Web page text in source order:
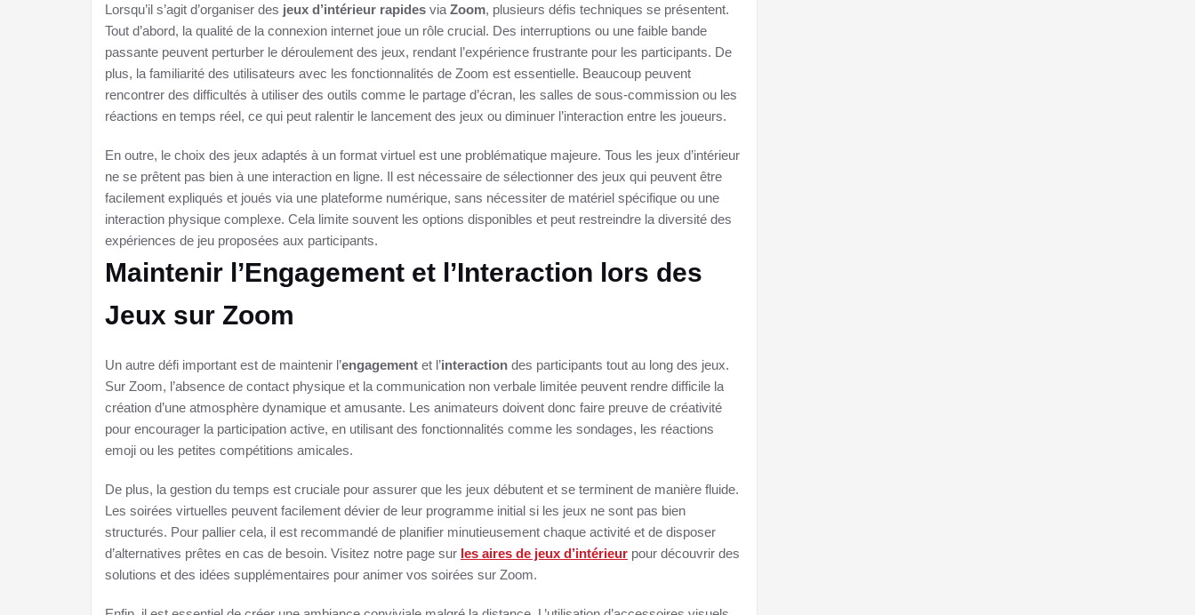
Lorsqu’il s’agit d’organiser des jeux d’intérieur rapides via Zoom, plusieurs défis techniques se présentent.
Tout d’abord, la qualité de la connexion internet joue un rôle crucial. Des interruptions ou une faible bande
passante peuvent perturber le déroulement des jeux, rendant l’expérience frustrante pour les participants. De
plus, la familiarité des utilisateurs avec les fonctionnalités de Zoom est essentielle. Beaucoup peuvent
rencontrer des difficultés à utiliser des outils comme le partage d’écran, les salles de sous-commission ou les
réactions en temps réel, ce qui peut ralentir le lancement des jeux ou diminuer l’interaction entre les joueurs.
En outre, le choix des jeux adaptés à un format virtuel est une problématique majeure. Tous les jeux d’intérieur
ne se prêtent pas bien à une interaction en ligne. Il est nécessaire de sélectionner des jeux qui peuvent être
facilement expliqués et joués via une plateforme numérique, sans nécessiter de matériel spécifique ou une
interaction physique complexe. Cela limite souvent les options disponibles et peut restreindre la diversité des
expériences de jeu proposées aux participants.
Maintenir l’Engagement et l’Interaction lors des
Jeux sur Zoom
Un autre défi important est de maintenir l’engagement et l’interaction des participants tout au long des jeux.
Sur Zoom, l’absence de contact physique et la communication non verbale limitée peuvent rendre difficile la
création d’une atmosphère dynamique et amusante. Les animateurs doivent donc faire preuve de créativité
pour encourager la participation active, en utilisant des fonctionnalités comme les sondages, les réactions
emoji ou les petites compétitions amicales.
De plus, la gestion du temps est cruciale pour assurer que les jeux débutent et se terminent de manière fluide.
Les soirées virtuelles peuvent facilement dévier de leur programme initial si les jeux ne sont pas bien
structurés. Pour pallier cela, il est recommandé de planifier minutieusement chaque activité et de disposer
d’alternatives prêtes en cas de besoin. Visitez notre page sur les aires de jeux d’intérieur pour découvrir des
solutions et des idées supplémentaires pour animer vos soirées sur Zoom.